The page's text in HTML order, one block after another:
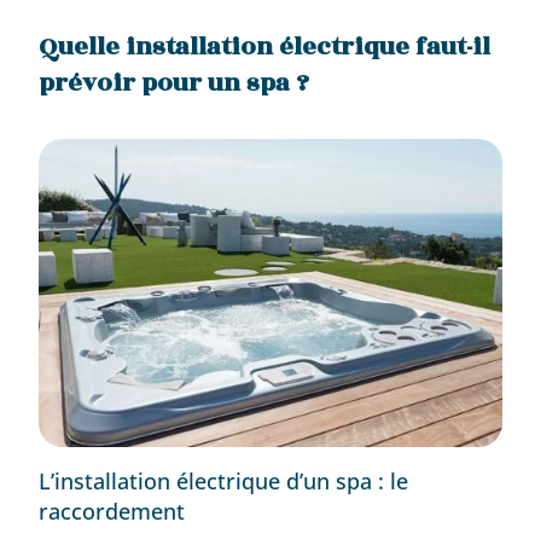
Quelle installation électrique faut-il
prévoir pour un spa ?
L’installation électrique d’un spa : le
raccordement